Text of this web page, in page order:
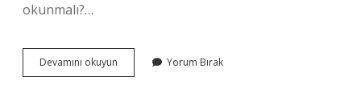
okunmalı?…
Devamını okuyun
Ve
Yorum Bırak